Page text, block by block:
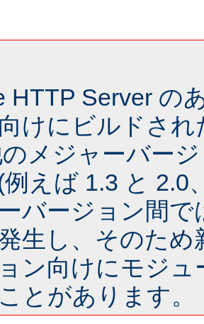
HTTP Server の
けにビルドさ
メジャーバー
えば 1.3 と 2.0
バージョン間
生し、そのため
ン向けにモジュ
とがあります。